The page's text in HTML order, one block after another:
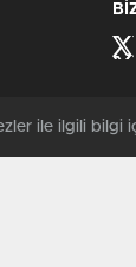
ile ilgili bilgi